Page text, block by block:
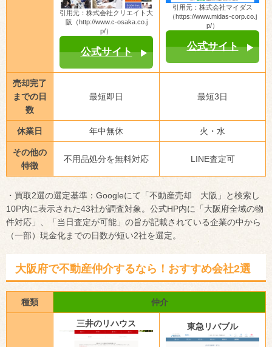
引用元：株式会社クリエイト大
阪（http://www.c-osaka.co.j
p/）
公式サイト
引用元：株式会社マイダス
（https://www.midas-corp.co.j
p/）
公式サイト
売却完了
までの日
数
最短即日 最短3日
休業日 年中無休 火・水
その他の
特徴
不用品処分を無料対応 LINE査定可
・買取2選の選定基準：Googleにて「不動産売却 大阪」と検索し
10P内に表示された43社が調査対象。公式HP内に「大阪府全域の物
件対応」、「当日査定が可能」の旨が記載されている企業の中から
（一部）現金化までの日数が短い2社を選定。
大阪府で不動産仲介するなら！おすすめ会社2選
種類 仲介
三井のリハウス 東急リバブル